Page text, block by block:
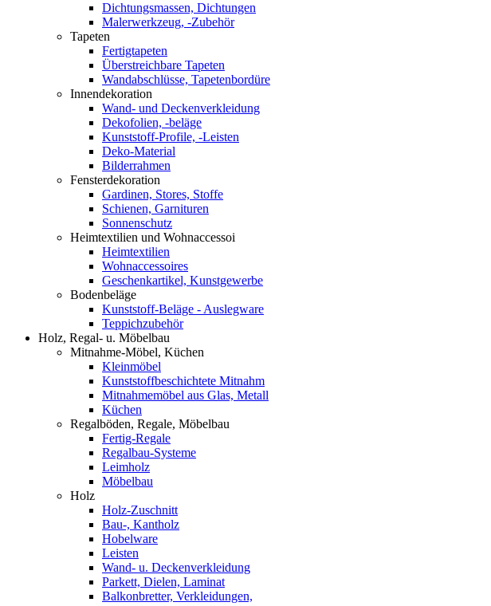
Dichtungsmassen, Dichtungen
Malerwerkzeug, -Zubehör
Tapeten
Fertigtapeten
Überstreichbare Tapeten
Wandabschlüsse, Tapetenbordüre
Innendekoration
Wand- und Deckenverkleidung
Dekofolien, -beläge
Kunststoff-Profile, -Leisten
Deko-Material
Bilderrahmen
Fensterdekoration
Gardinen, Stores, Stoffe
Schienen, Garnituren
Sonnenschutz
Heimtextilien und Wohnaccessoi
Heimtextilien
Wohnaccessoires
Geschenkartikel, Kunstgewerbe
Bodenbeläge
Kunststoff-Beläge - Auslegware
Teppichzubehör
Holz, Regal- u. Möbelbau
Mitnahme-Möbel, Küchen
Kleinmöbel
Kunststoffbeschichtete Mitnahm
Mitnahmemöbel aus Glas, Metall
Küchen
Regalböden, Regale, Möbelbau
Fertig-Regale
Regalbau-Systeme
Leimholz
Möbelbau
Holz
Holz-Zuschnitt
Bau-, Kantholz
Hobelware
Leisten
Wand- u. Deckenverkleidung
Parkett, Dielen, Laminat
Balkonbretter, Verkleidungen,